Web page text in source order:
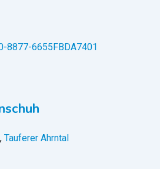
, Tauferer Ahrntal